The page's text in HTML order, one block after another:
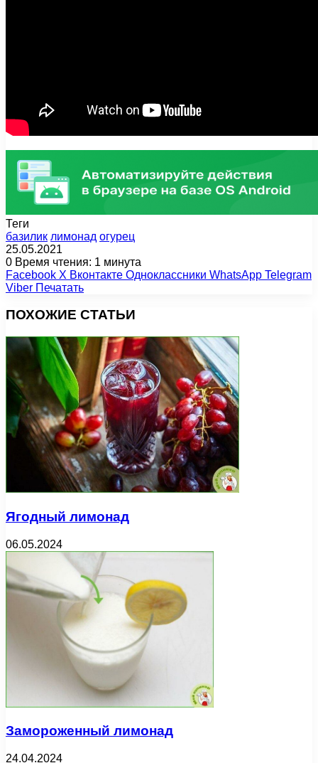
Теги
базилик лимонад огурец
25.05.2021
0 Время чтения: 1 минута
Facebook X Вконтакте Одноклассники WhatsApp Telegram
Viber Печатать
ПОХОЖИЕ СТАТЬИ
Ягодный лимонад
06.05.2024
Замороженный лимонад
24.04.2024